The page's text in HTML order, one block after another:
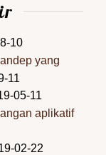
10
yang
11
05-11
aplikatif
02-22